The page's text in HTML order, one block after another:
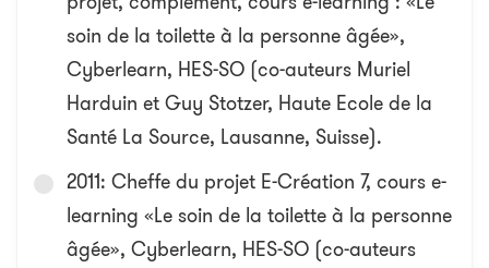
soin de la toilette à la personne âgée»,
Cyberlearn, HES-SO (co-auteurs Muriel
Harduin et Guy Stotzer, Haute Ecole de la
Santé La Source, Lausanne, Suisse).
2011: Cheffe du projet E-Création 7, cours e-
learning «Le soin de la toilette à la personne
âgée», Cyberlearn, HES-SO (co-auteurs